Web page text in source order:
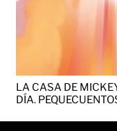
LA CASA DE
DÍA.